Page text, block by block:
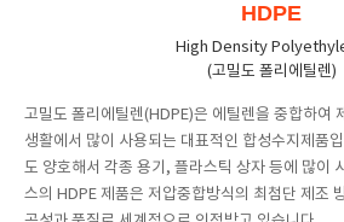
HDPE
High Density
(고밀도 폴리에틸렌)
고밀도 폴리에틸렌(HDPE)은 에틸렌을 중합하여
생활에서 많이 사용되는 대표적인 합성수지제품
도 양호해서 각종 용기, 플라스틱 상자 등에 많이
스의 HDPE 제품은 저압중합방식의 최첨단 제조